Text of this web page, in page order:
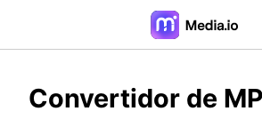
Desktop Herramientas
Convertidor de